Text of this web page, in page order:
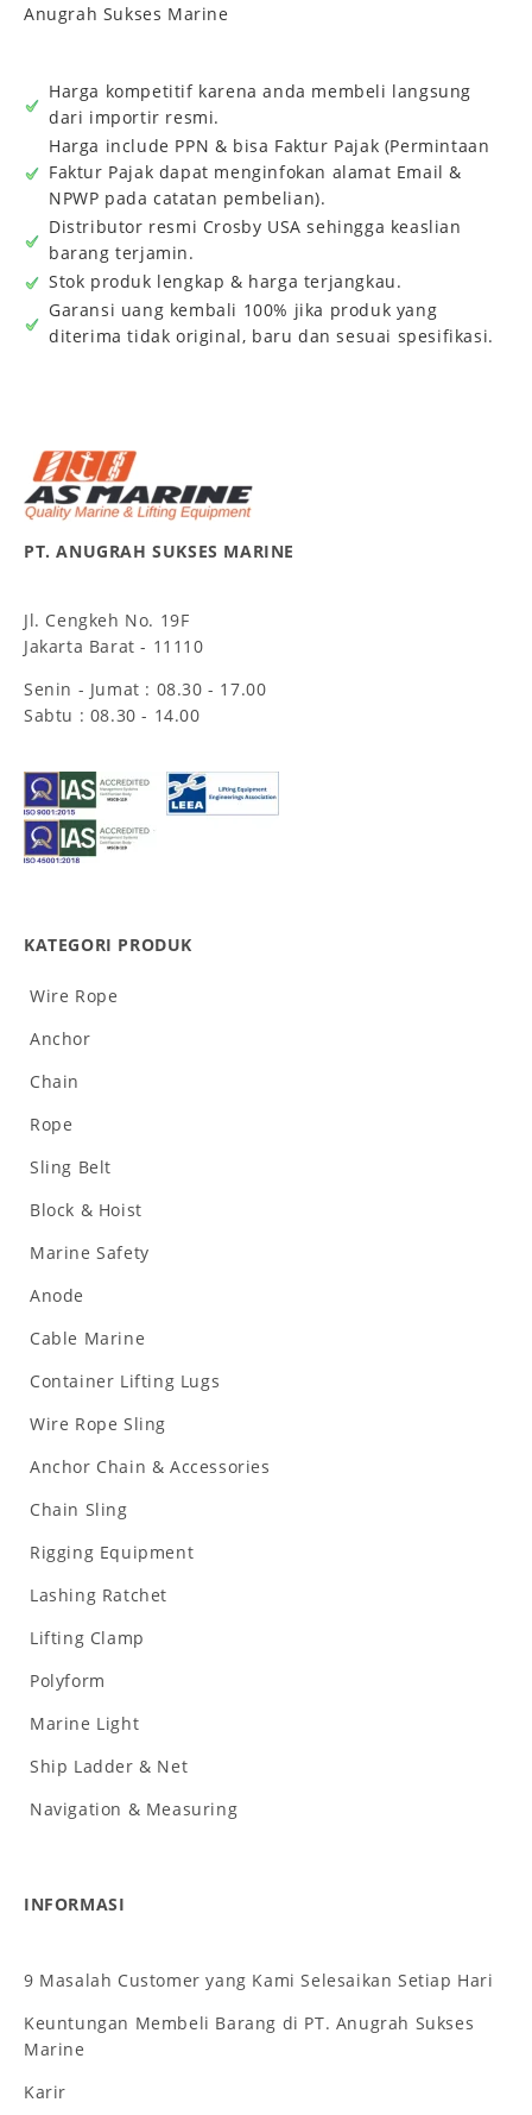
Anugrah Sukses Marine
Harga kompetitif karena anda membeli langsung
dari importir resmi.
Harga include PPN & bisa Faktur Pajak (Permintaan
Faktur Pajak dapat menginfokan alamat Email &
NPWP pada catatan pembelian).
Distributor resmi Crosby USA sehingga keaslian
barang terjamin.
Stok produk lengkap & harga terjangkau.
Garansi uang kembali 100% jika produk yang
diterima tidak original, baru dan sesuai spesifikasi.
PT. ANUGRAH SUKSES MARINE
Jl. Cengkeh No. 19F
Jakarta Barat - 11110
Senin - Jumat : 08.30 - 17.00
Sabtu : 08.30 - 14.00
KATEGORI PRODUK
Wire Rope
Anchor
Chain
Rope
Sling Belt
Block & Hoist
Marine Safety
Anode
Cable Marine
Container Lifting Lugs
Wire Rope Sling
Anchor Chain & Accessories
Chain Sling
Rigging Equipment
Lashing Ratchet
Lifting Clamp
Polyform
Marine Light
Ship Ladder & Net
Navigation & Measuring
INFORMASI
9 Masalah Customer yang Kami Selesaikan Setiap Hari
Keuntungan Membeli Barang di PT. Anugrah Sukses
Marine
Karir